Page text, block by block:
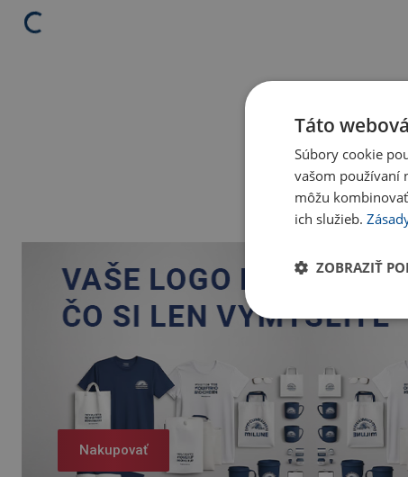
Nakupovať
Táto
Súbory cookie
vašom používaní
môžu
ich služieb.
ZOBRAZIŤ